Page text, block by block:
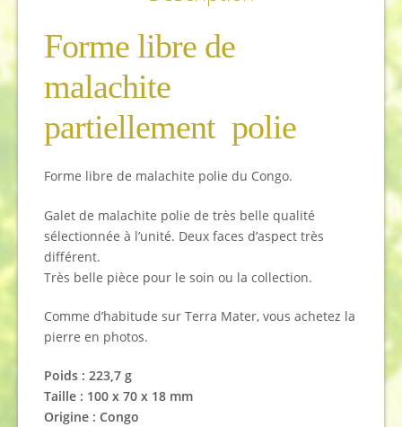
Forme libre de
malachite
partiellement polie
Forme libre de malachite polie du Congo.
Galet de malachite polie de très belle qualité
sélectionnée à l’unité. Deux faces d’aspect très
différent.
Très belle pièce pour le soin ou la collection.
Comme d’habitude sur Terra Mater, vous achetez la
pierre en photos.
Poids : 223,7 g
Taille : 100 x 70 x 18 mm
Origine : Congo